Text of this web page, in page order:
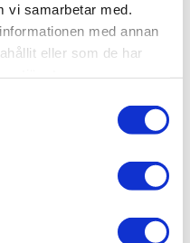
vi samarbetar med.
med annan
eller som de har
11 st i lager